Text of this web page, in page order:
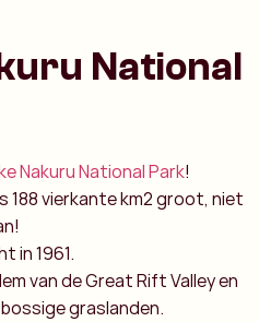
National
Nakuru National Park!
188 vierkante km2 groot, niet
in 1961.
van de Great Rift Valley en
graslanden.